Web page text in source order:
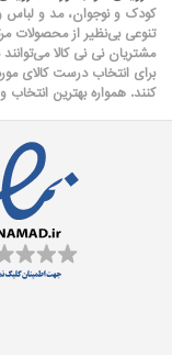
کودک و نوجوان، مد و لباس
تنوعی بی‌نظیر از محصولات
مشتریان نی نی‌ کالا
برای انتخاب درست کالای
کنند. همواره بهترین